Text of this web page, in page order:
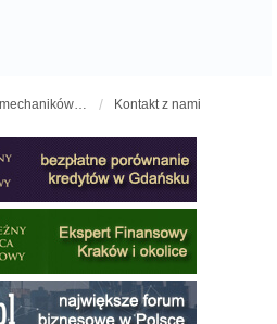
Forum mechaników samochodowych Kontakt z nami